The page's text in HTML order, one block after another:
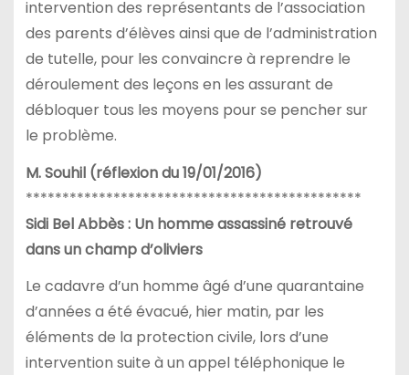
intervention des représentants de l’association
des parents d’élèves ainsi que de l’administration
de tutelle, pour les convaincre à reprendre le
déroulement des leçons en les assurant de
débloquer tous les moyens pour se pencher sur
le problème.
M. Souhil (réflexion du 19/01/2016)
**********************************************
Sidi Bel Abbès : Un homme assassiné retrouvé
dans un champ d’oliviers
Le cadavre d’un homme âgé d’une quarantaine
d’années a été évacué, hier matin, par les
éléments de la protection civile, lors d’une
intervention suite à un appel téléphonique le